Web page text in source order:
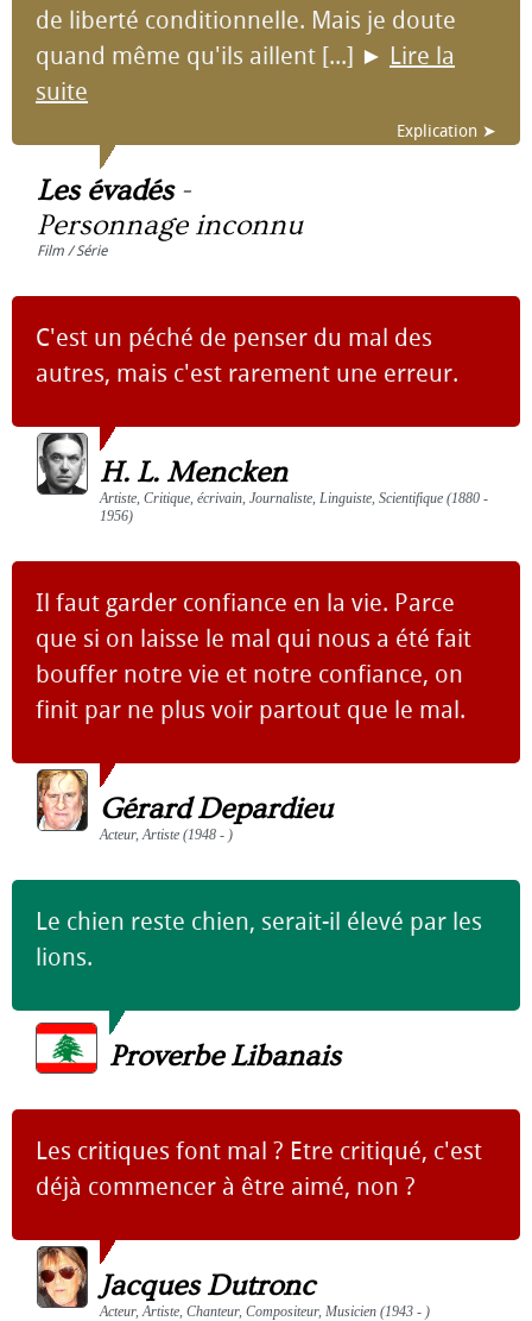
de liberté conditionnelle. Mais je doute
quand même qu'ils aillent [...] ► Lire la
suite
Explication ➤
Les évadés-
Personnage inconnu
Film / Série
C'est un péché de penser du mal des
autres, mais c'est rarement une erreur.
H. L. Mencken
Artiste, Critique, écrivain, Journaliste, Linguiste, Scientifique (1880 -
1956)
Il faut garder confiance en la vie. Parce
que si on laisse le mal qui nous a été fait
bouffer notre vie et notre confiance, on
finit par ne plus voir partout que le mal.
Gérard Depardieu
Acteur, Artiste (1948 - )
Le chien reste chien, serait-il élevé par les
lions.
Proverbe Libanais
Les critiques font mal ? Etre critiqué, c'est
déjà commencer à être aimé, non ?
Jacques Dutronc
Acteur, Artiste, Chanteur, Compositeur, Musicien (1943 - )